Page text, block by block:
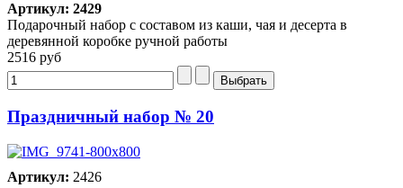
Артикул: 2429
Подарочный набор с составом из каши, чая и десерта в
деревянной коробке ручной работы
2516 руб
Праздничный набор № 20
Артикул: 2426